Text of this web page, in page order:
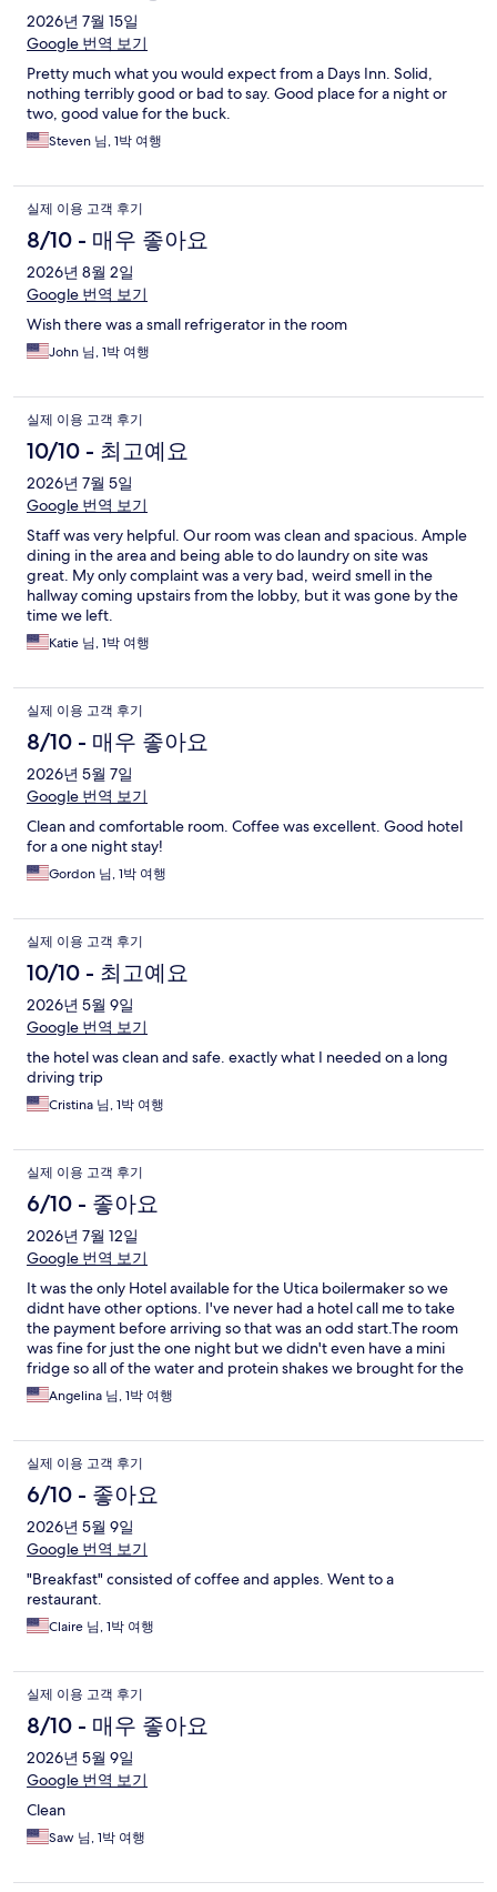
후
기
2026년 7월 15일
Google 번역 보기
Pretty much what you would expect from a Days Inn. Solid,
nothing terribly good or bad to say. Good place for a night or
two, good value for the buck.
Steven 님, 1박 여행
실제 이용 고객 후기
8/10 - 매우 좋아요
2026년 8월 2일
Google 번역 보기
Wish there was a small refrigerator in the room
John 님, 1박 여행
실제 이용 고객 후기
10/10 - 최고예요
2026년 7월 5일
Google 번역 보기
Staff was very helpful. Our room was clean and spacious. Ample
dining in the area and being able to do laundry on site was
great. My only complaint was a very bad, weird smell in the
hallway coming upstairs from the lobby, but it was gone by the
time we left.
Katie 님, 1박 여행
실제 이용 고객 후기
8/10 - 매우 좋아요
2026년 5월 7일
Google 번역 보기
Clean and comfortable room. Coffee was excellent. Good hotel
for a one night stay!
Gordon 님, 1박 여행
실제 이용 고객 후기
10/10 - 최고예요
2026년 5월 9일
Google 번역 보기
the hotel was clean and safe. exactly what I needed on a long
driving trip
Cristina 님, 1박 여행
실제 이용 고객 후기
6/10 - 좋아요
2026년 7월 12일
Google 번역 보기
It was the only Hotel available for the Utica boilermaker so we
didnt have other options. I've never had a hotel call me to take
the payment before arriving so that was an odd start.The room
was fine for just the one night but we didn't even have a mini
fridge so all of the water and protein shakes we brought for the
race we couldn't make them cold. So if you get just a basic room
you get nothing with the room and for the price we paid it was
Angelina 님, 1박 여행
실제 이용 고객 후기
6/10 - 좋아요
2026년 5월 9일
Google 번역 보기
"Breakfast" consisted of coffee and apples. Went to a
restaurant.
Claire 님, 1박 여행
실제 이용 고객 후기
8/10 - 매우 좋아요
2026년 5월 9일
Google 번역 보기
Clean
Saw 님, 1박 여행